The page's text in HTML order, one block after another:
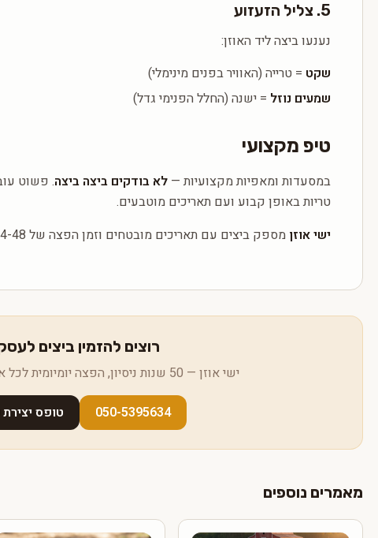
5. צליל הזעזוע
נענעו ביצה ליד האוזן:
שקט = טרייה (האוויר בפנים מינימלי)
שמעים נוזל = ישנה (החלל הפנימי גדל)
טיפ מקצועי
במסעדות ומאפיות מקצועיות — לא בודקים ביצה ביצה. פשוט
טריות באופן קבוע ועם תאריכים מוטבעים.
ישי אוזן מספק ביצים עם תאריכים מובטחים וזמן הפצה של 24-48 שעות מהחווה.
רוצים להזמין ביצים
ישי אוזן — 50 שנות ניסיון, הפצה יומיומית לכל אזור המרכז והצפון.
050-5395634 טופס
מאמרים נוספים